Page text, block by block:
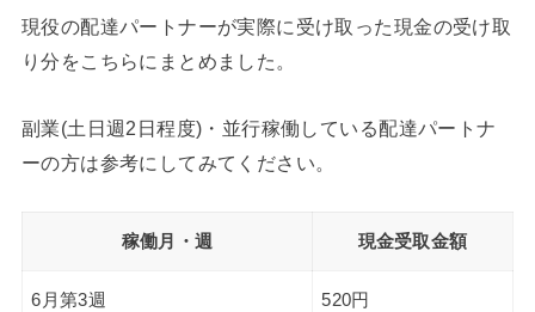
現役の配達パートナーが実際に受け取った現金の受け取
り分をこちらにまとめました。
副業(土日週2日程度)・並行稼働している配達パートナ
ーの方は参考にしてみてください。
稼働月・週 現金受取金額
6月第3週 520円